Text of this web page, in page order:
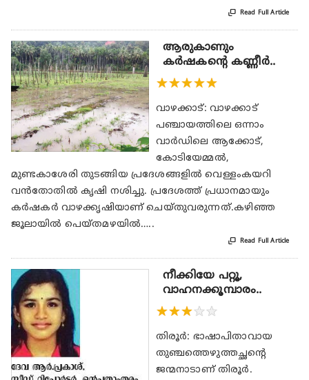
 Read Full Article
ആരുകാണും
കർഷകന്റെ കണ്ണീർ..
★★★★★
വാഴക്കാട്: വാഴക്കാട്
പഞ്ചായത്തിലെ ഒന്നാം
വാർഡിലെ ആക്കോട്,
കോടിയേമ്മൽ,
മുണ്ടകാശേരി തുടങ്ങിയ പ്രദേശങ്ങളിൽ വെള്ളംകയറി
വൻതോതിൽ കൃഷി നശിച്ചു. പ്രദേശത്ത് പ്രധാനമായും
കർഷകർ വാഴക്കൃഷിയാണ് ചെയ്തുവരുന്നത്.കഴിഞ്ഞ
ജൂലായിൽ പെയ്തമഴയിൽ…..
 Read Full Article
നീക്കിയേ പറ്റൂ,
വാഹനക്കൂമ്പാരം..
★★★★★
തിരൂർ: ഭാഷാപിതാവായ
തുഞ്ചത്തെഴുത്തച്ഛന്റെ
ജന്മനാടാണ് തിരൂർ.